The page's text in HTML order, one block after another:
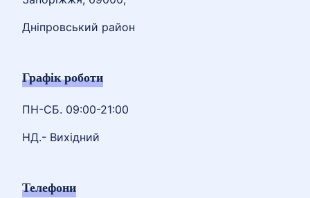
Дніпровський район
Графік роботи
ПН-СБ. 09:00-21:00
НД.- Вихідний
Телефони